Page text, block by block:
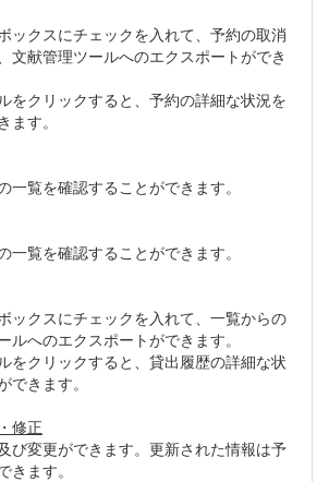
ックスにチェックを入れて、予約の取消
文献管理ツールへのエクスポートができ
をクリックすると、予約の詳細な状況を
ます。
一覧を確認することができます。
一覧を確認することができます。
ックスにチェックを入れて、一覧からの
ルへのエクスポートができます。
をクリックすると、貸出履歴の詳細な状
できます。
修正
び変更ができます。更新された情報は予
きます。